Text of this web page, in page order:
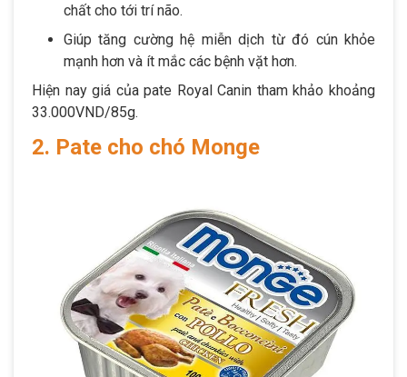
chất cho tới trí não.
Giúp tăng cường hệ miễn dịch từ đó cún khỏe
mạnh hơn và ít mắc các bệnh vặt hơn.
Hiện nay giá của pate Royal Canin tham khảo khoảng
33.000VND/85g.
2. Pate cho chó Monge